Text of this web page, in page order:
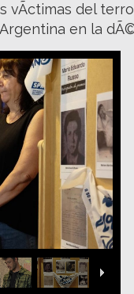
vÃ­ctimas del
en la